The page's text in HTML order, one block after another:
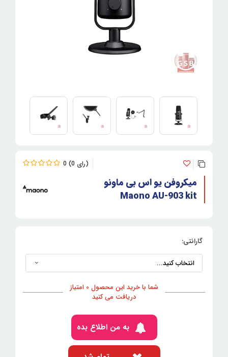
0 0
میکروفن یو اس بی ماونو
Maono AU-903 kit
گارانتی:
شما با خرید این محصول 0 امتیاز
دریافت می کنید
به من اطلاع بده